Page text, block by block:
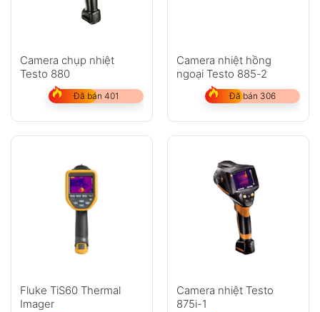
Camera chụp nhiệt
Testo 880
Đã bán 401
Camera nhiệt hồng
ngoại Testo 885-2
Đã bán 306
Fluke TiS60 Thermal
Imager
Camera nhiệt Testo
875i-1